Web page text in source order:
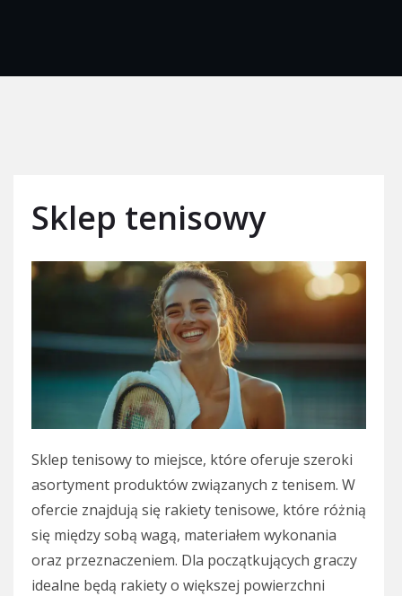
Sklep tenisowy
Sklep tenisowy to miejsce, które oferuje szeroki
asortyment produktów związanych z tenisem. W
ofercie znajdują się rakiety tenisowe, które różnią
się między sobą wagą, materiałem wykonania
oraz przeznaczeniem. Dla początkujących graczy
idealne będą rakiety o większej powierzchni